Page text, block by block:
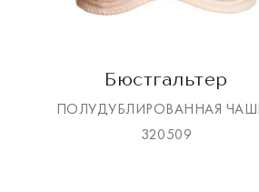
Бюстгальтер
ПОЛУДУБЛИРОВАННАЯ
320509